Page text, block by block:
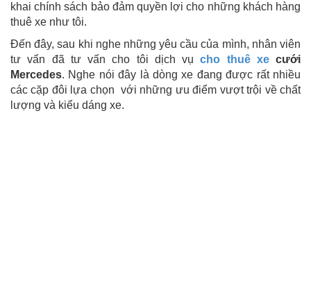
khai chính sách bảo đảm quyền lợi cho những khách hàng
thuê xe như tôi.
Đến đây, sau khi nghe những yêu cầu của mình, nhân viên
tư vấn đã tư vấn cho tôi dịch vụcho thuê xecưới
Mercedes. Nghe nói đây là dòng xe đang được rất nhiều
các cặp đôi lựa chọn với những ưu điểm vượt trội về chất
lượng và kiểu dáng xe.